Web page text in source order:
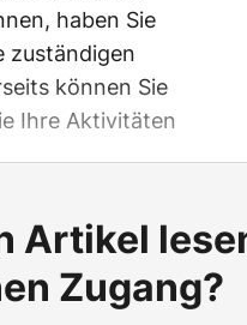
haben Sie
zuständigen
können Sie
Ihre Aktivitäten
Artikel
Zugang?